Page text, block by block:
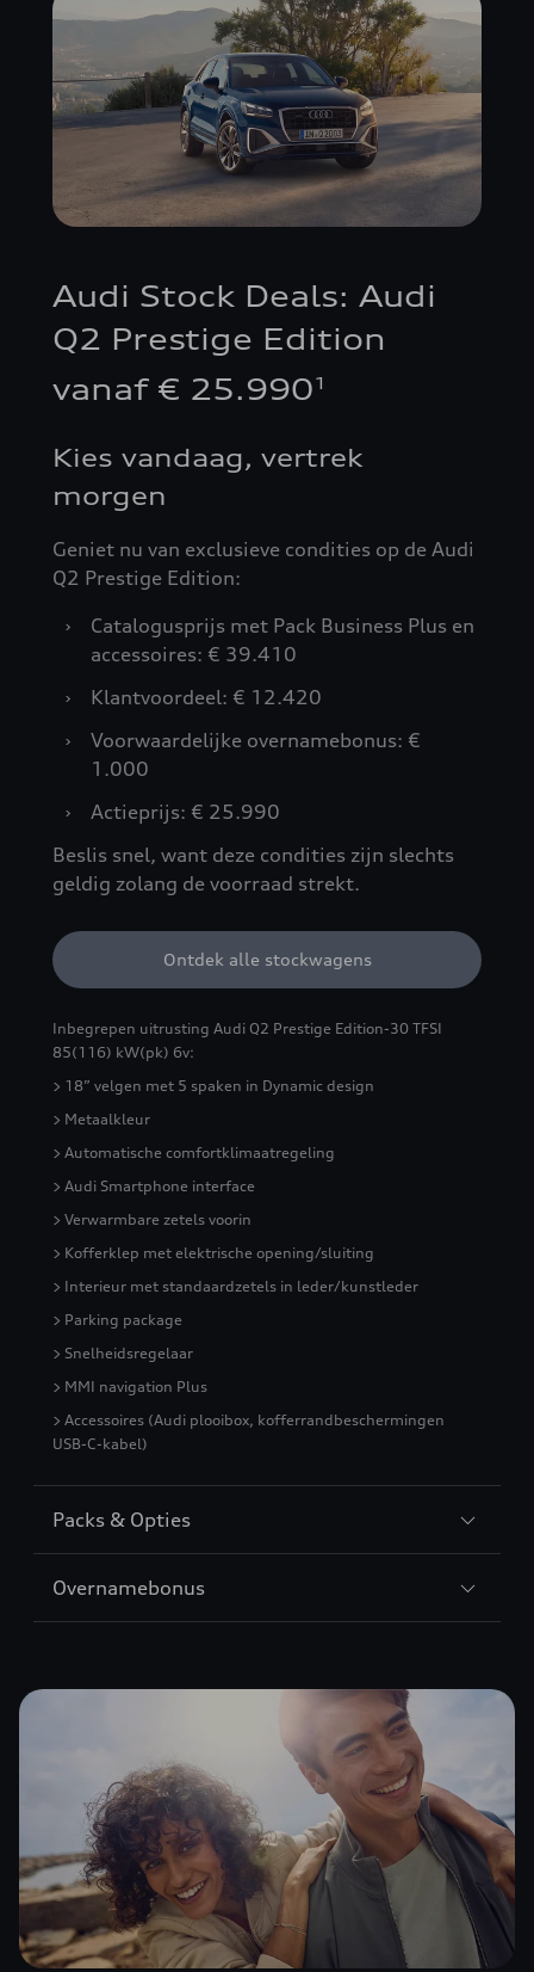
Audi Stock Deals: Audi
Q2 Prestige Edition
vanaf € 25.9901
Kies vandaag, vertrek
morgen
Geniet nu van exclusieve condities op de Audi
Q2 Prestige Edition:
›
Catalogusprijs met Pack Business Plus en
accessoires: € 39.410
›
Klantvoordeel: € 12.420
›
Voorwaardelijke overnamebonus: €
1.000
›
Actieprijs: € 25.990
Beslis snel, want deze condities zijn slechts
geldig zolang de voorraad strekt.
Ontdek alle stockwagens
Inbegrepen uitrusting Audi Q2 Prestige Edition-30 TFSI
85(116) kW(pk) 6v:
> 18” velgen met 5 spaken in Dynamic design
> Metaalkleur
> Automatische comfortklimaatregeling
> Audi Smartphone interface
> Verwarmbare zetels voorin
> Kofferklep met elektrische opening/sluiting
> Interieur met standaardzetels in leder/kunstleder
> Parking package
> Snelheidsregelaar
> MMI navigation Plus
> Accessoires (Audi plooibox, kofferrandbeschermingen
USB-C-kabel)
Packs & Opties
Overnamebonus